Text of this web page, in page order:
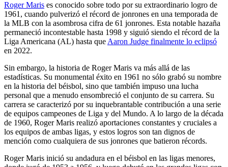
Roger Maris es conocido sobre todo por su extraordinario logro de
1961, cuando pulverizó el récord de jonrones en una temporada de
la MLB con la asombrosa cifra de 61 jonrones. Esta notable hazaña
permaneció incontestable hasta 1998 y siguió siendo el récord de la
Liga Americana (AL) hasta que Aaron Judge finalmente lo eclipsó
en 2022.
Sin embargo, la historia de Roger Maris va más allá de las
estadísticas. Su monumental éxito en 1961 no sólo grabó su nombre
en la historia del béisbol, sino que también impuso una lucha
personal que a menudo ensombreció el conjunto de su carrera. Su
carrera se caracterizó por su inquebrantable contribución a una serie
de equipos campeones de Liga y del Mundo. A lo largo de la década
de 1960, Roger Maris realizó aportaciones constantes y cruciales a
los equipos de ambas ligas, y estos logros son tan dignos de
mención como cualquiera de sus jonrones que batieron récords.
Roger Maris inició su andadura en el béisbol en las ligas menores,